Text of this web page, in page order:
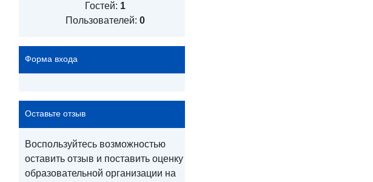
Гостей: 1
Пользователей: 0
Форма входа
Оставьте отзыв
Воспользуйтесь возможностью
оставить отзыв и поставить оценку
образовательной организации на